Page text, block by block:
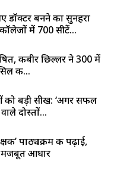
डॉक्टर बनने का सुनहरा
में 700 सीटें...
कबीर छिल्लर ने 300 में
की...
को बड़ी सीख: ‘अगर सफल
दोस्तों...
पाठ्यक्रम की पढ़ाई,
मजबूत आधार